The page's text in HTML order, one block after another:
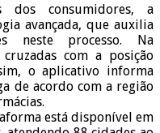
dos consumidores, a
avançada, que auxilia
neste processo. Na
com a posição
o aplicativo informa
de acordo com a região
está disponível em